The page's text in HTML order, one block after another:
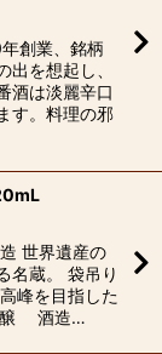
創業、銘柄
出を想起し、
酒は淡麗辛口
す。料理の邪
世界遺産の
名蔵。 袋吊り
峰を目指した
醸 酒造…